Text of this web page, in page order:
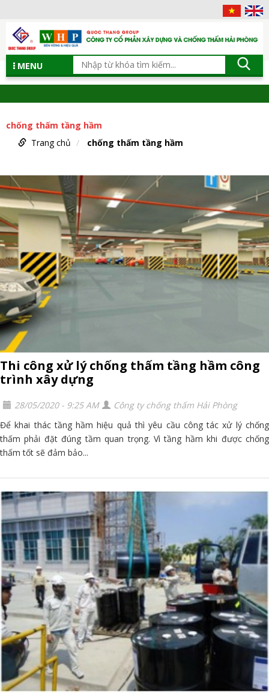
MENU
chống thấm tầng hầm
Trang chủ
chống thấm tầng hầm
Thi công xử lý chống thấm tầng hầm công
trình xây dựng
28/05/2020 - 9:25 AM
Công ty chống thấm Hải Phòng
Để khai thác tầng hầm hiệu quả thì yêu cầu công tác xử lý chống
thấm phải đặt đúng tầm quan trọng. Vì tầng hầm khi được chống
thấm tốt sẽ đảm bảo...